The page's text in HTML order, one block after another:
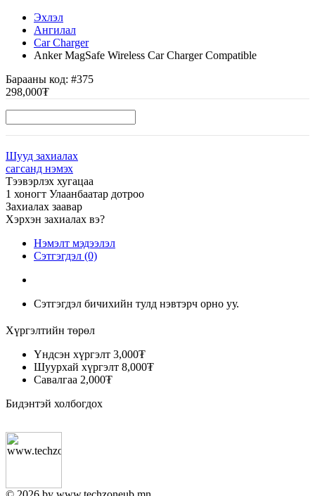
Эхлэл
Ангилал
Car Charger
Anker MagSafe Wireless Car Charger Compatible
Барааны код: #375
298,000₮
Шууд захиалах
сагсанд нэмэх
Тээвэрлэх хугацаа
1 хоногт Улаанбаатар дотроо
Захиалах заавар
Хэрхэн захиалах вэ?
Нэмэлт мэдээлэл
Сэтгэгдэл (0)
Сэтгэгдэл бичихийн тулд нэвтэрч орно уу.
Хүргэлтийн төрөл
Үндсэн хүргэлт 3,000₮
Шуурхай хүргэлт 8,000₮
Савалгаа 2,000₮
Бидэнтэй холбогдох